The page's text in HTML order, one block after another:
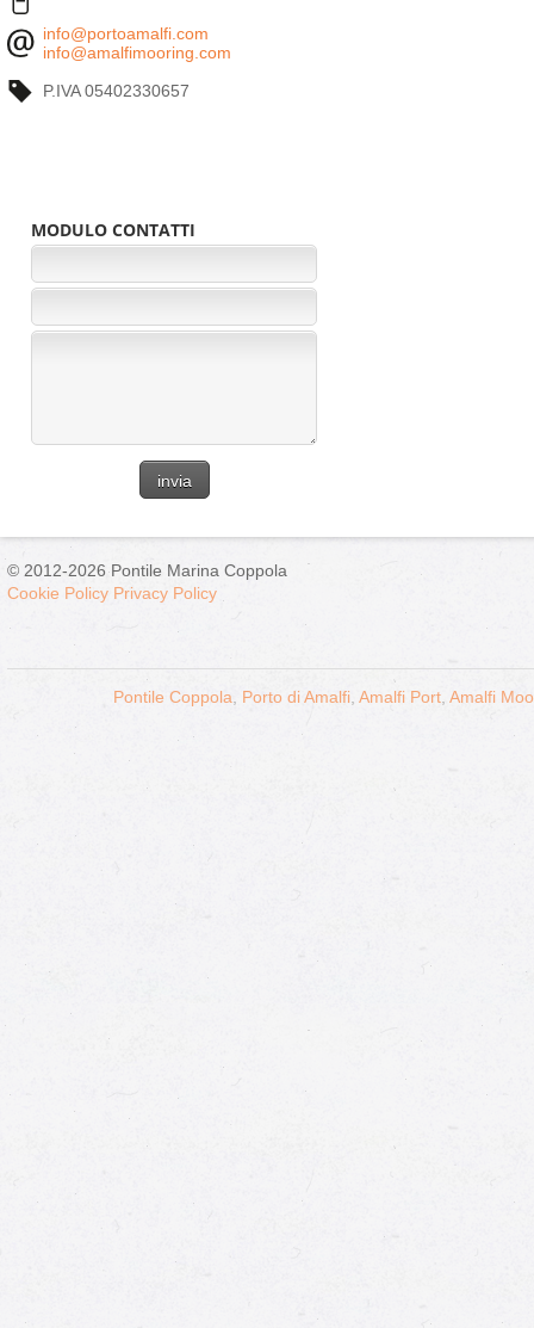
info@portoamalfi.com
info@amalfimooring.com
P.IVA 05402330657
MODULO CONTATTI
© 2012-2026 Pontile Marina Coppola
Cookie Policy Privacy Policy
Pontile Coppola Porto di Amalfi Amalfi Port Amalfi